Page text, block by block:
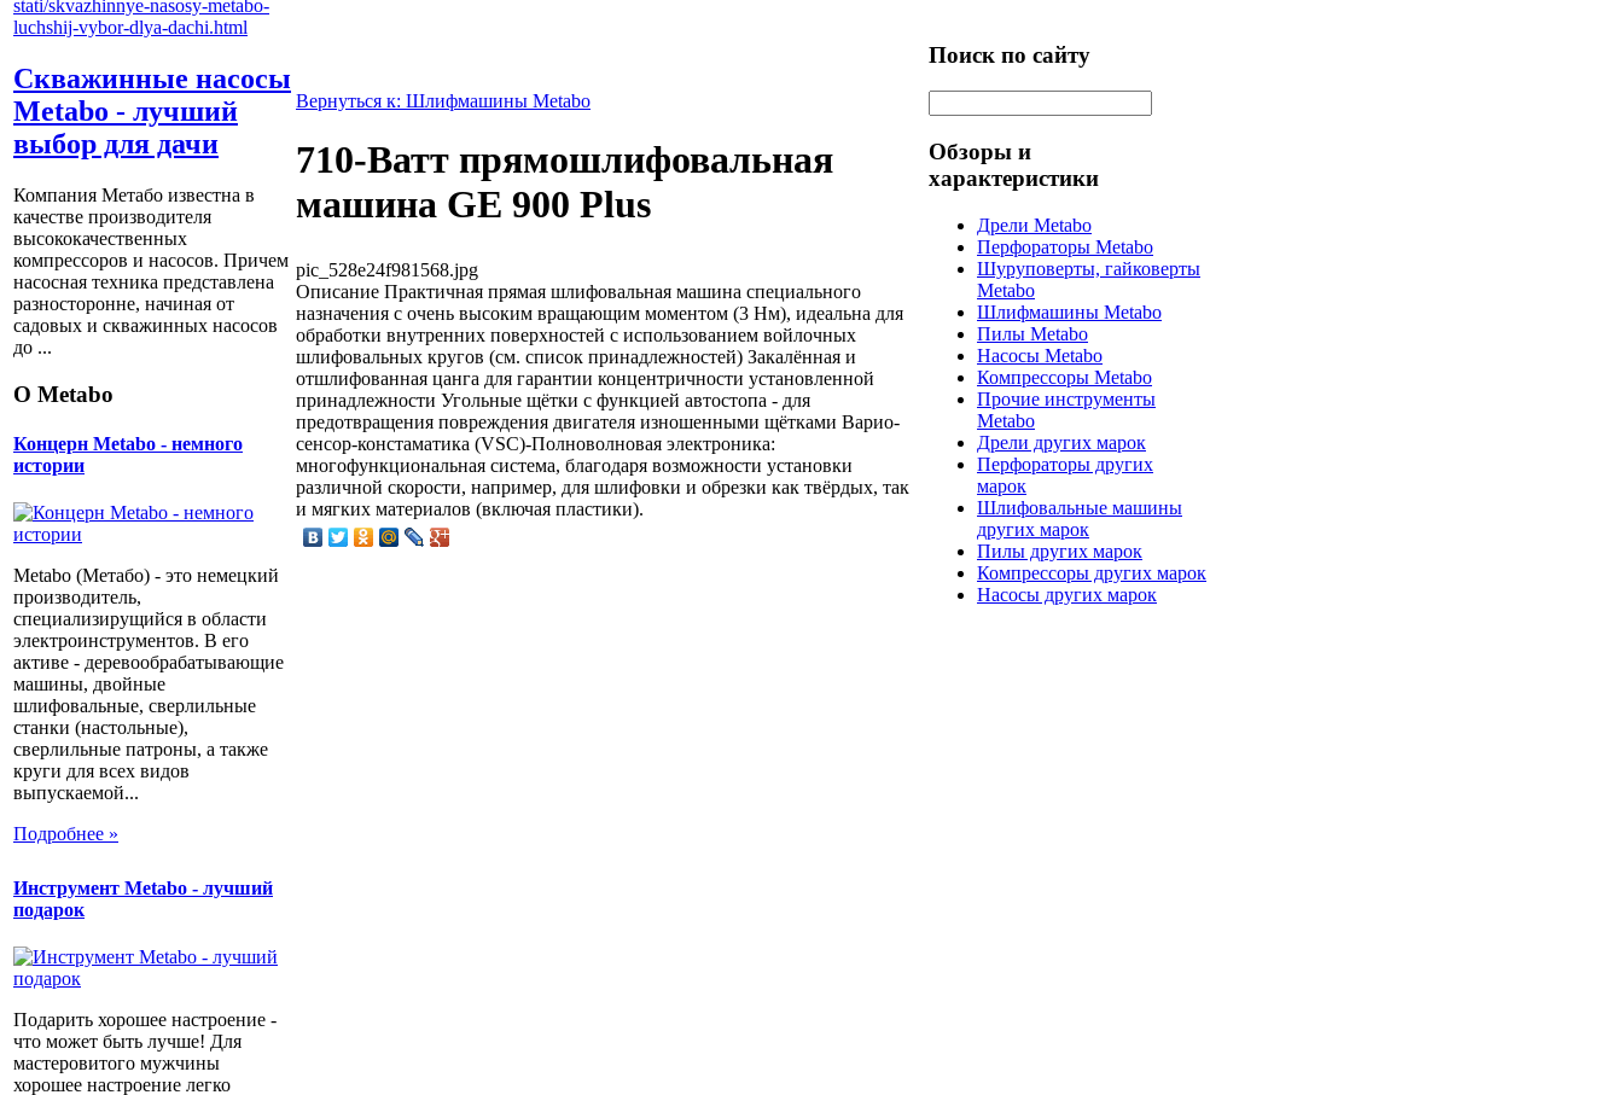
Скважинные насосы
Metabo - лучший
выбор для дачи
Компания Метабо известна в
качестве производителя
высококачественных
компрессоров и насосов. Причем
насосная техника представлена
разносторонне, начиная от
садовых и скважинных насосов
до ...
О Metabo
Концерн Metabo - немного
истории
Metabo (Метабо) - это немецкий
производитель,
специализирущийся в области
электроинструментов. В его
активе - деревообрабатывающие
машины, двойные
шлифовальные, сверлильные
станки (настольные),
сверлильные патроны, а также
круги для всех видов
выпускаемой...
Подробнее »
Инструмент Metabo - лучший
подарок
Подарить хорошее настроение -
что может быть лучше! Для
мастеровитого мужчины
хорошее настроение легко
Вернуться к: Шлифмашины Metabo
710-Ватт прямошлифовальная
машина GE 900 Plus
pic_528e24f981568.jpg
Описание Практичная прямая шлифовальная машина специального
назначения с очень высоким вращающим моментом (3 Нм), идеальна для
обработки внутренних поверхностей с использованием войлочных
шлифовальных кругов (см. список принадлежностей) Закалённая и
отшлифованная цанга для гарантии концентричности установленной
принадлежности Угольные щётки с функцией автостопа - для
предотвращения повреждения двигателя изношенными щётками Варио-
сенсор-констаматика (VSC)-Полноволновая электроника:
многофункциональная система, благодаря возможности установки
различной скорости, например, для шлифовки и обрезки как твёрдых, так
и мягких материалов (включая пластики).
Поиск по сайту
Обзоры и
характеристики
Дрели Metabo
Перфораторы Metabo
Шуруповерты, гайковерты
Metabo
Шлифмашины Metabo
Пилы Metabo
Насосы Metabo
Компрессоры Metabo
Прочие инструменты
Metabo
Дрели других марок
Перфораторы других
марок
Шлифовальные машины
других марок
Пилы других марок
Компрессоры других марок
Насосы других марок